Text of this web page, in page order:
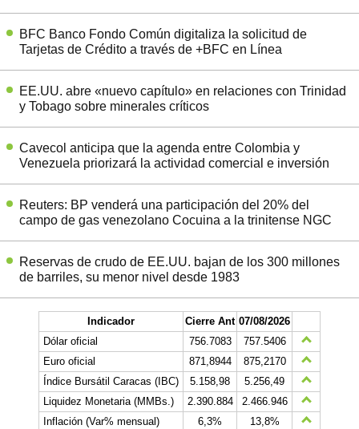
BFC Banco Fondo Común digitaliza la solicitud de
Tarjetas de Crédito a través de +BFC en Línea
EE.UU. abre «nuevo capítulo» en relaciones con Trinidad
y Tobago sobre minerales críticos
Cavecol anticipa que la agenda entre Colombia y
Venezuela priorizará la actividad comercial e inversión
Reuters: BP venderá una participación del 20% del
campo de gas venezolano Cocuina a la trinitense NGC
Reservas de crudo de EE.UU. bajan de los 300 millones
de barriles, su menor nivel desde 1983
Indicador Cierre Ant 07/08/2026
Dólar oficial
756.7083
757.5406
Euro oficial
871,8944
875,2170
Índice Bursátil Caracas (IBC)
5.158,98
5.256,49
Liquidez Monetaria (MMBs.)
2.390.884
2.466.946
Inflación (Var% mensual)
6,3%
13,8%